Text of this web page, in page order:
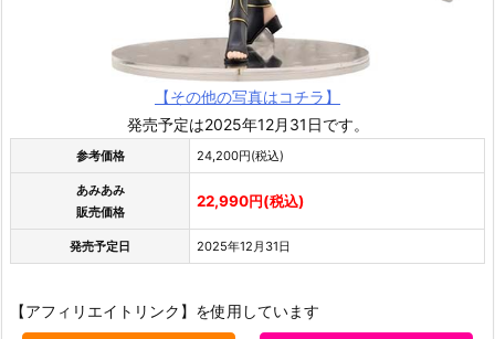
【その他の写真はコチラ】
発売予定は2025年12月31日です。
参考価格 24,200円(税込)
あみあみ
販売価格
22,990円(税込)
発売予定日 2025年12月31日
【アフィリエイトリンク】を使用しています